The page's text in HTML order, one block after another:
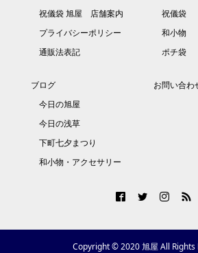
祝儀袋 旭屋 店舗案内
プライバシーポリシー
通販法表記
祝儀袋
和小物
ポチ袋
ブログ
今日の旭屋
今日の浅草
下町七夕まつり
和小物・アクセサリー
お問い合わ
Copyright © 2020 旭屋 All Rights